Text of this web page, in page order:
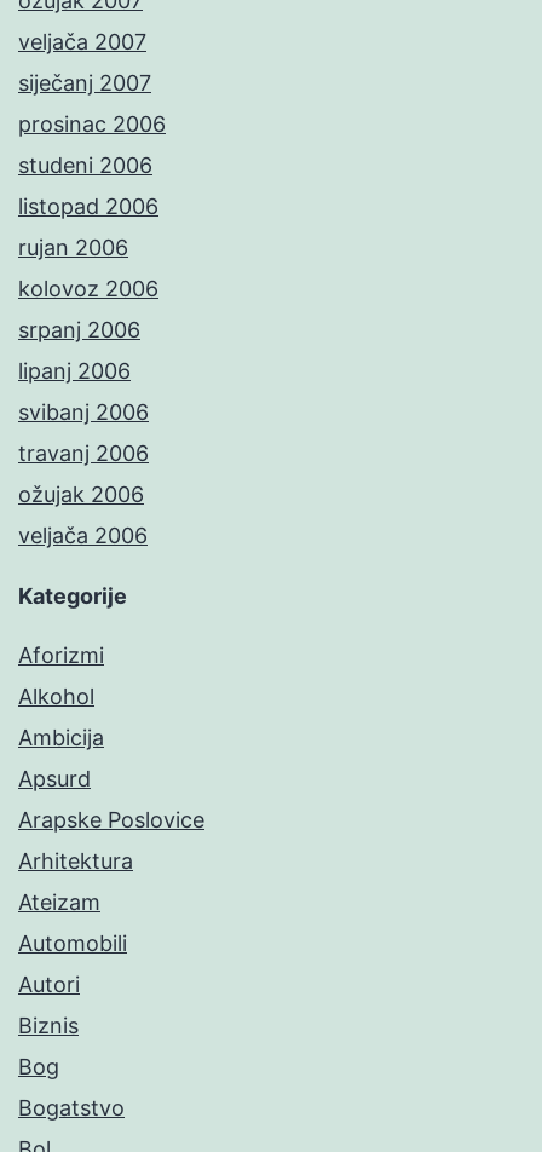
veljača 2007
siječanj 2007
prosinac 2006
studeni 2006
listopad 2006
rujan 2006
kolovoz 2006
srpanj 2006
lipanj 2006
svibanj 2006
travanj 2006
ožujak 2006
veljača 2006
Kategorije
Aforizmi
Alkohol
Ambicija
Apsurd
Arapske Poslovice
Arhitektura
Ateizam
Automobili
Autori
Biznis
Bog
Bogatstvo